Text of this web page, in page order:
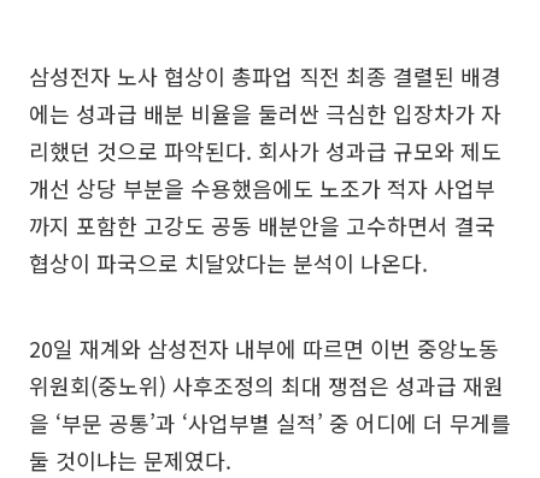
삼성전자 노사 협상이 총파업 직전 최종 결렬된 배경
에는 성과급 배분 비율을 둘러싼 극심한 입장차가 자
리했던 것으로 파악된다. 회사가 성과급 규모와 제도
개선 상당 부분을 수용했음에도 노조가 적자 사업부
까지 포함한 고강도 공동 배분안을 고수하면서 결국
협상이 파국으로 치달았다는 분석이 나온다.
20일 재계와 삼성전자 내부에 따르면 이번 중앙노동
위원회(중노위) 사후조정의 최대 쟁점은 성과급 재원
을 ‘부문 공통’과 ‘사업부별 실적’ 중 어디에 더 무게를
둘 것이냐는 문제였다.